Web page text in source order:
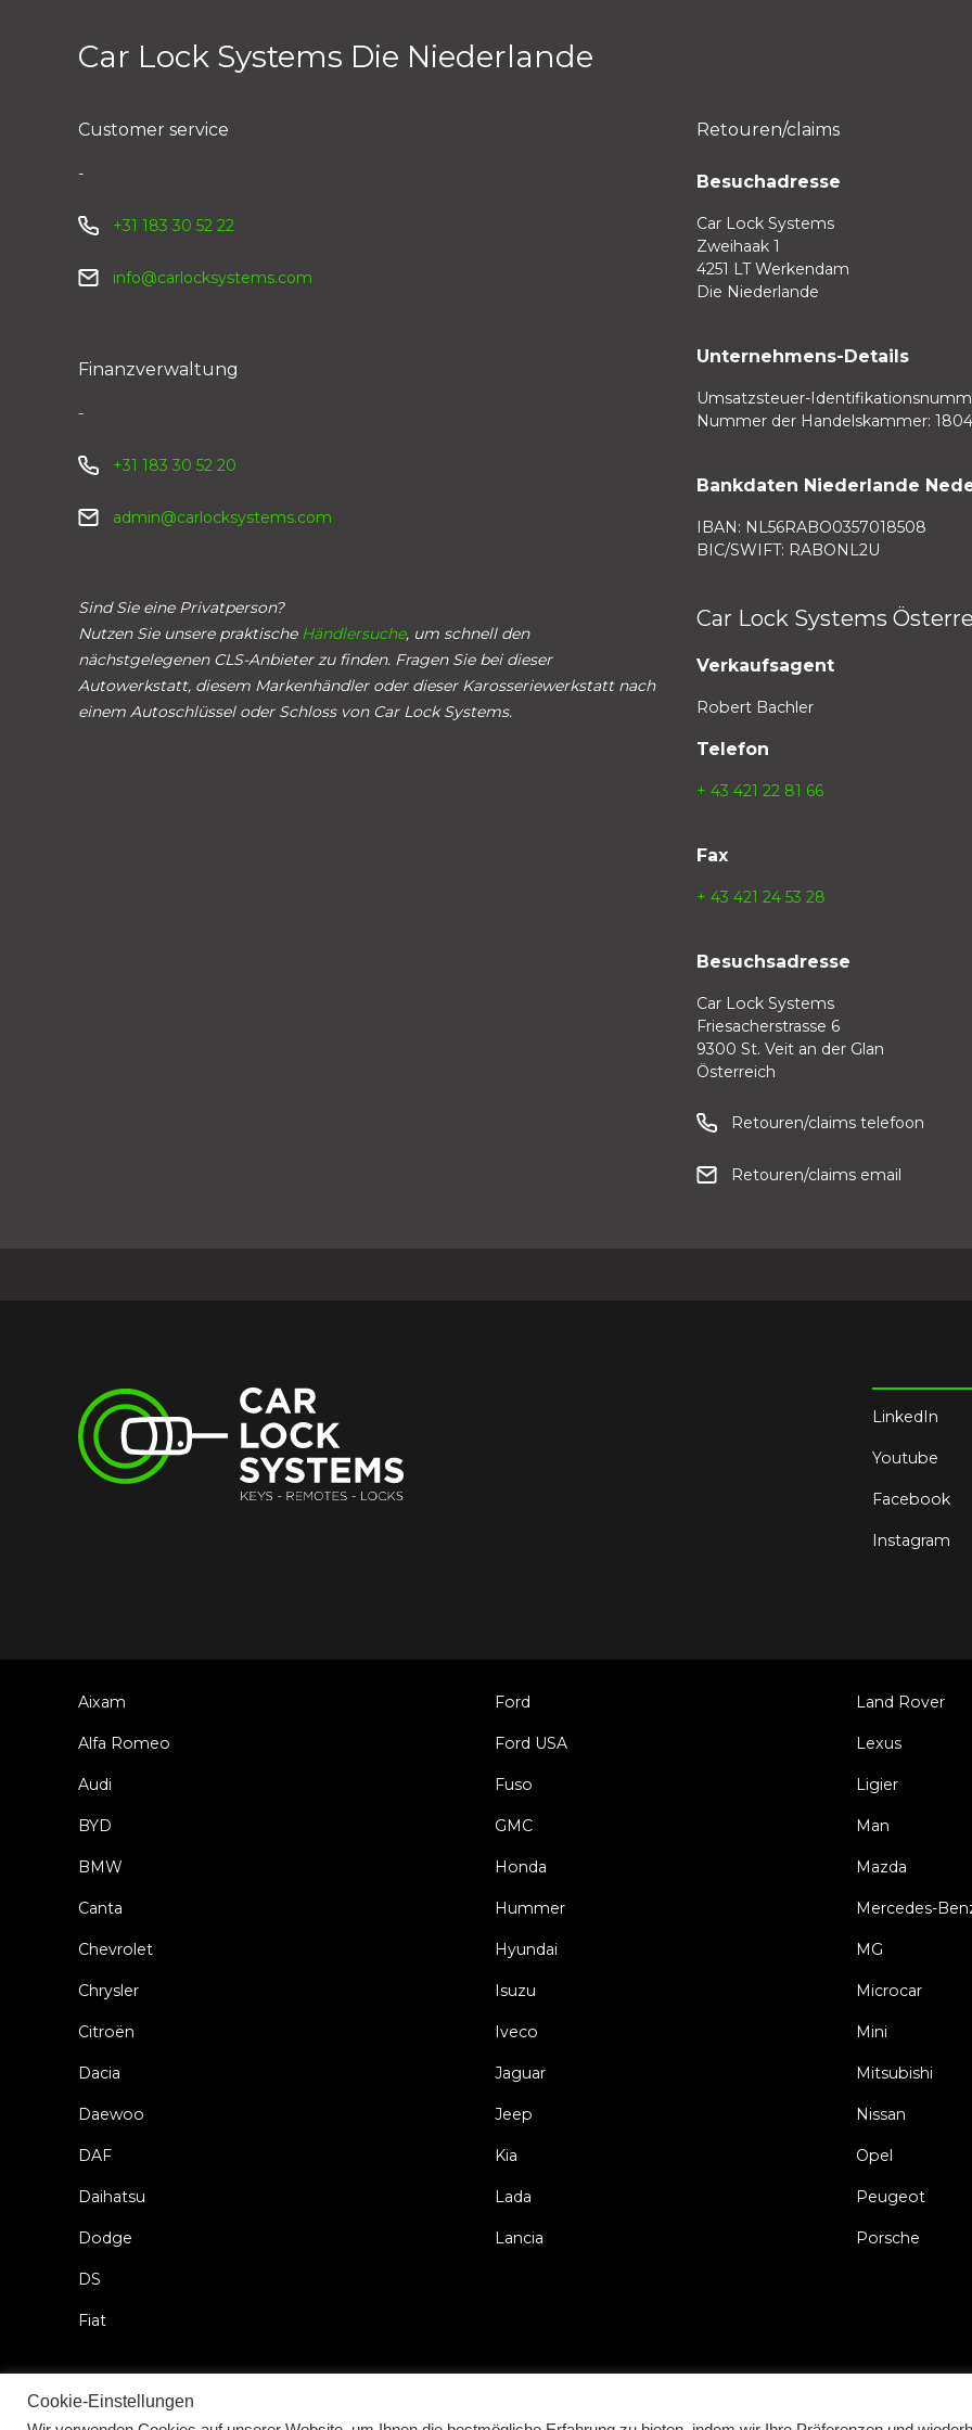
müssen Sie dann nur noch die Fahrgestellnummer
Car Lock Systems Die Niederlande
Customer service
-
+31 183 30 52 22
info@carlocksystems.com
Finanzverwaltung
-
+31 183 30 52 20
admin@carlocksystems.com
Sind Sie eine Privatperson?
Nutzen Sie unsere praktische Händlersuche, um schnell den
nächstgelegenen CLS-Anbieter zu finden. Fragen Sie bei dieser
Autowerkstatt, diesem Markenhändler oder dieser Karosseriewerkstatt nach
einem Autoschlüssel oder Schloss von Car Lock Systems.
Retouren/claims
Besuchadresse
Car Lock Systems
Zweihaak 1
4251 LT Werkendam
Die Niederlande
Unternehmens-Details
Umsatzsteuer-
Nummer der Handelskammer:
Bankdaten Niederlande
IBAN: NL56RABO0357018508
BIC/SWIFT: RABONL2U
Car Lock Systems
Verkaufsagent
Robert Bachler
Telefon
+ 43 421 22 81 66
Fax
+ 43 421 24 53 28
Besuchsadresse
Car Lock Systems
Friesacherstrasse 6
9300 St. Veit an der Glan
Österreich
Retouren/claims telefoon
Retouren/claims email
LinkedIn
Youtube
Facebook
Instagram
Aixam
Alfa Romeo
Audi
BYD
BMW
Canta
Chevrolet
Chrysler
Citroën
Dacia
Daewoo
DAF
Daihatsu
Dodge
DS
Fiat
Ford
Ford USA
Fuso
GMC
Honda
Hummer
Hyundai
Isuzu
Iveco
Jaguar
Jeep
Kia
Lada
Lancia
Land Rover
Lexus
Ligier
Man
Mazda
Mercedes-
MG
Microcar
Mini
Mitsubishi
Nissan
Opel
Peugeot
Porsche
Cookie-Einstellungen